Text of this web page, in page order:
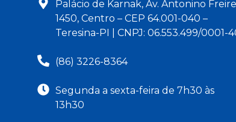
Palácio de Karnak, Av. Antonino
1450, Centro – CEP 64.001-040 –
Teresina-PI | CNPJ: 06.553.499/0001-
(86) 3226-8364
Segunda a sexta-feira de 7h30 às
13h30